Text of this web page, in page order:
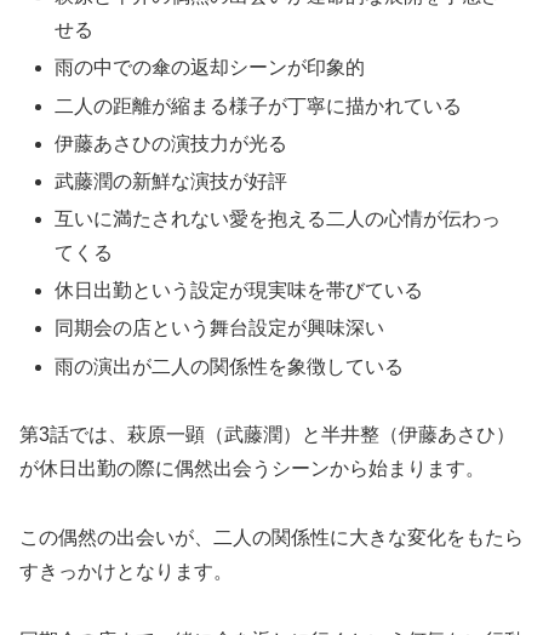
せる
雨の中での傘の返却シーンが印象的
二人の距離が縮まる様子が丁寧に描かれている
伊藤あさひの演技力が光る
武藤潤の新鮮な演技が好評
互いに満たされない愛を抱える二人の心情が伝わっ
てくる
休日出勤という設定が現実味を帯びている
同期会の店という舞台設定が興味深い
雨の演出が二人の関係性を象徴している
第3話では、萩原一顕（武藤潤）と半井整（伊藤あさひ）
が休日出勤の際に偶然出会うシーンから始まります。
この偶然の出会いが、二人の関係性に大きな変化をもたら
すきっかけとなります。